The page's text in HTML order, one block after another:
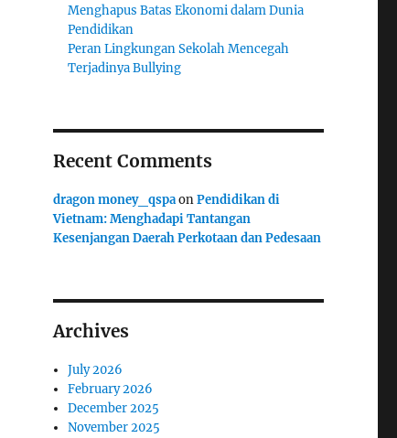
Menghapus Batas Ekonomi dalam Dunia
Pendidikan
Peran Lingkungan Sekolah Mencegah
Terjadinya Bullying
Recent Comments
dragon money_qspaonPendidikan di
Vietnam: Menghadapi Tantangan
Kesenjangan Daerah Perkotaan dan Pedesaan
Archives
July 2026
February 2026
December 2025
November 2025